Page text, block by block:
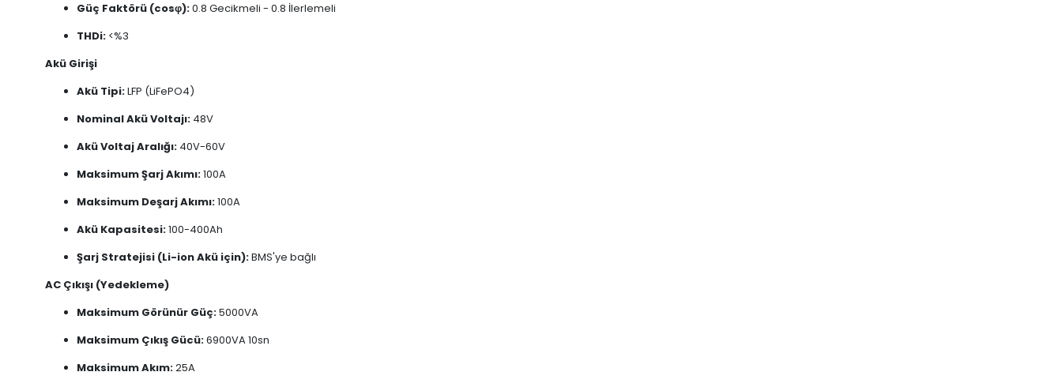
Güç Faktörü (cosφ):0.8 Gecikmeli - 0.8 İlerlemeli
THDi: <%3
Akü Girişi
Akü Tipi:LFP (LiFePO4)
Nominal Akü Voltajı: 48V
Akü Voltaj Aralığı: 40V-60V
Maksimum Şarj Akımı:100A
Maksimum Deşarj Akımı:100A
Akü Kapasitesi:100-400Ah
Şarj Stratejisi (Li-ion Akü için):BMS'ye bağlı
AC Çıkışı (Yedekleme)
Maksimum Görünür Güç:5000VA
Maksimum Çıkış Gücü:6900VA 10sn
Maksimum Akım:25A